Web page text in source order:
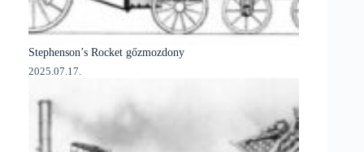
Stephenson’s Rocket gőzmozdony
2025.07.17.